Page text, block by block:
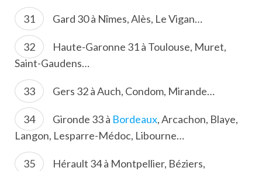
Gard 30 à Nîmes, Alès, Le Vigan…
Haute-Garonne 31 à Toulouse, Muret,
Saint-Gaudens…
Gers 32 à Auch, Condom, Mirande…
Gironde 33 à Bordeaux, Arcachon, Blaye,
Langon, Lesparre-Médoc, Libourne…
Hérault 34 à Montpellier, Béziers,